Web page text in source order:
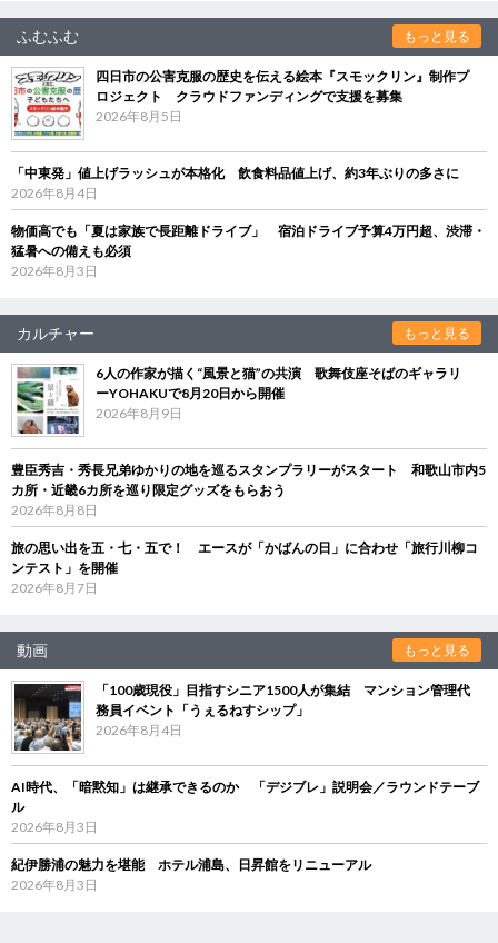
ふむふむ もっと見る
四日市の公害克服の歴史を伝える絵本『スモックリン』制作プ
ロジェクト クラウドファンディングで支援を募集
2026年8月5日
「中東発」値上げラッシュが本格化 飲食料品値上げ、約3年ぶりの多さに
2026年8月4日
物価高でも「夏は家族で長距離ドライブ」 宿泊ドライブ予算4万円超、渋滞・
猛暑への備えも必須
2026年8月3日
カルチャー もっと見る
6人の作家が描く“風景と猫”の共演 歌舞伎座そばのギャラリ
ーYOHAKUで8月20日から開催
2026年8月9日
豊臣秀吉・秀長兄弟ゆかりの地を巡るスタンプラリーがスタート 和歌山市内5
カ所・近畿6カ所を巡り限定グッズをもらおう
2026年8月8日
旅の思い出を五・七・五で！ エースが「かばんの日」に合わせ「旅行川柳コ
ンテスト」を開催
2026年8月7日
動画 もっと見る
「100歳現役」目指すシニア1500人が集結 マンション管理代
務員イベント「うぇるねすシップ」
2026年8月4日
AI時代、「暗黙知」は継承できるのか 「デジブレ」説明会／ラウンドテーブ
ル
2026年8月3日
紀伊勝浦の魅力を堪能 ホテル浦島、日昇館をリニューアル
2026年8月3日